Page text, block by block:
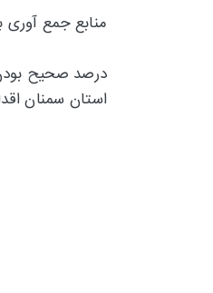
منابع جمع
درصد صحیح بودن اطلاعات
استان سمنان